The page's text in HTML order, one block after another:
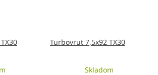
Turbovrut 7,5x92 TX30
Skladom